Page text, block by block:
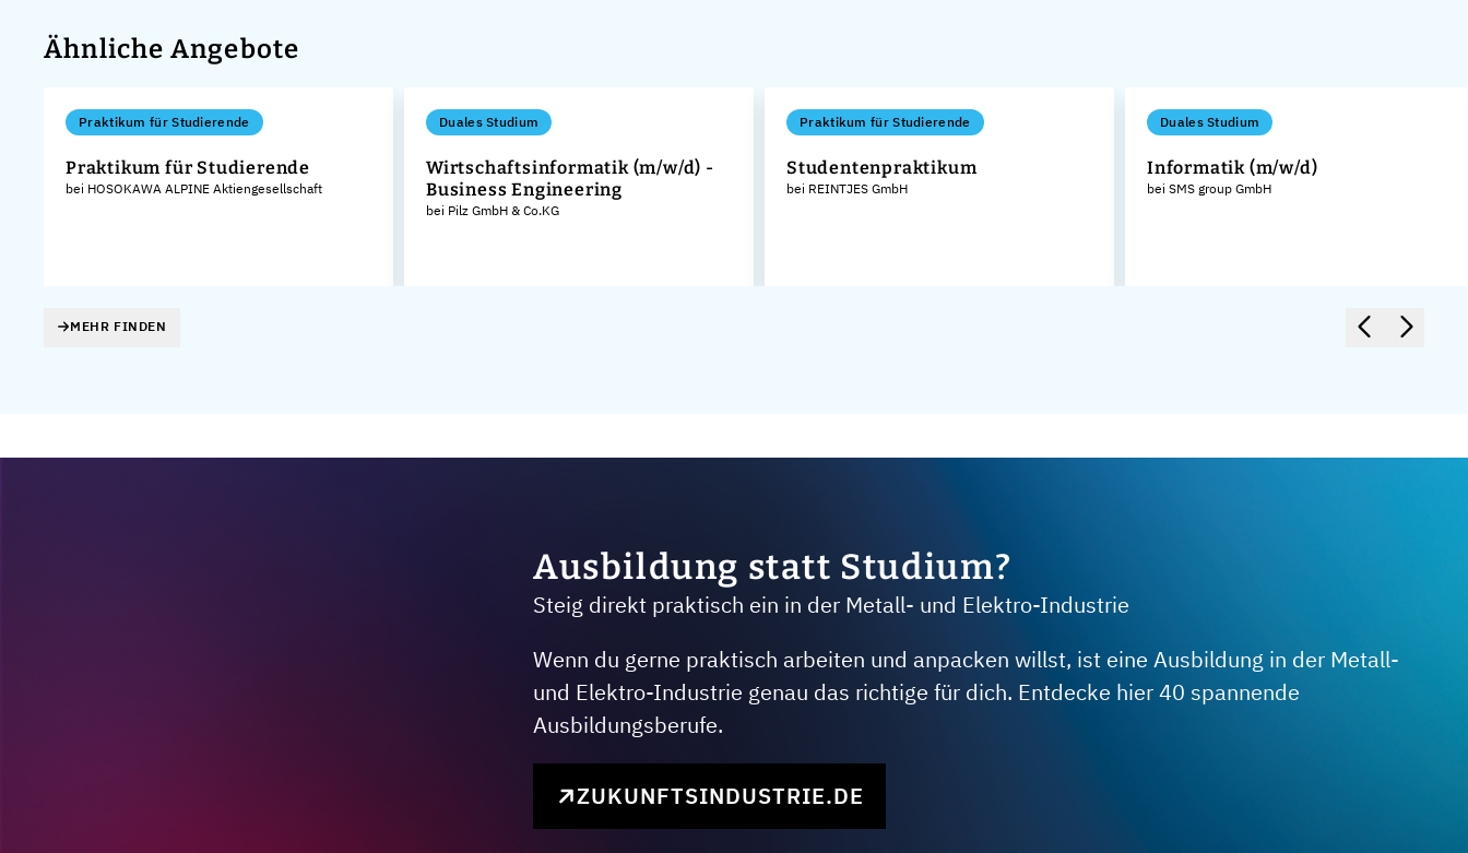
Ähnliche Angebote
Praktikum für Studierende
Praktikum für Studierende
bei HOSOKAWA ALPINE Aktiengesellschaft
Duales Studium
Wirtschaftsinformatik (m/w/d) -
Business Engineering
bei Pilz GmbH & Co.KG
Praktikum für Studierende
Studentenpraktikum
bei REINTJES GmbH
Duales Studium
Informatik (m/w/d)
bei SMS group GmbH
MEHR FINDEN
Ausbildung statt Studium?
Steig direkt praktisch ein in der Metall- und Elektro-Industrie
Wenn du gerne praktisch arbeiten und anpacken willst, ist eine Ausbildung in der Metall-
und Elektro-Industrie genau das richtige für dich. Entdecke hier 40 spannende
Ausbildungsberufe.
ZUKUNFTSINDUSTRIE.DE